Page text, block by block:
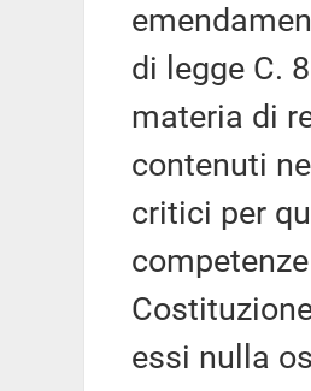
di legge C.
materia di
contenuti
critici per
essi nulla